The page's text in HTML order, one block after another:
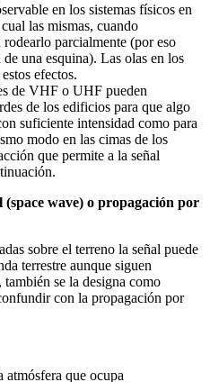
en los sistemas físicos en
las mismas, cuando
parcialmente (por eso
una esquina). Las olas en los
efectos.
de VHF o UHF pueden
de los edificios para que algo
suficiente intensidad como para
modo en las cimas de los
que permite a la señal
wave) o propagación por
sobre el terreno la señal puede
terrestre aunque siguen
se la designa como
con la propagación por
atmósfera que ocupa